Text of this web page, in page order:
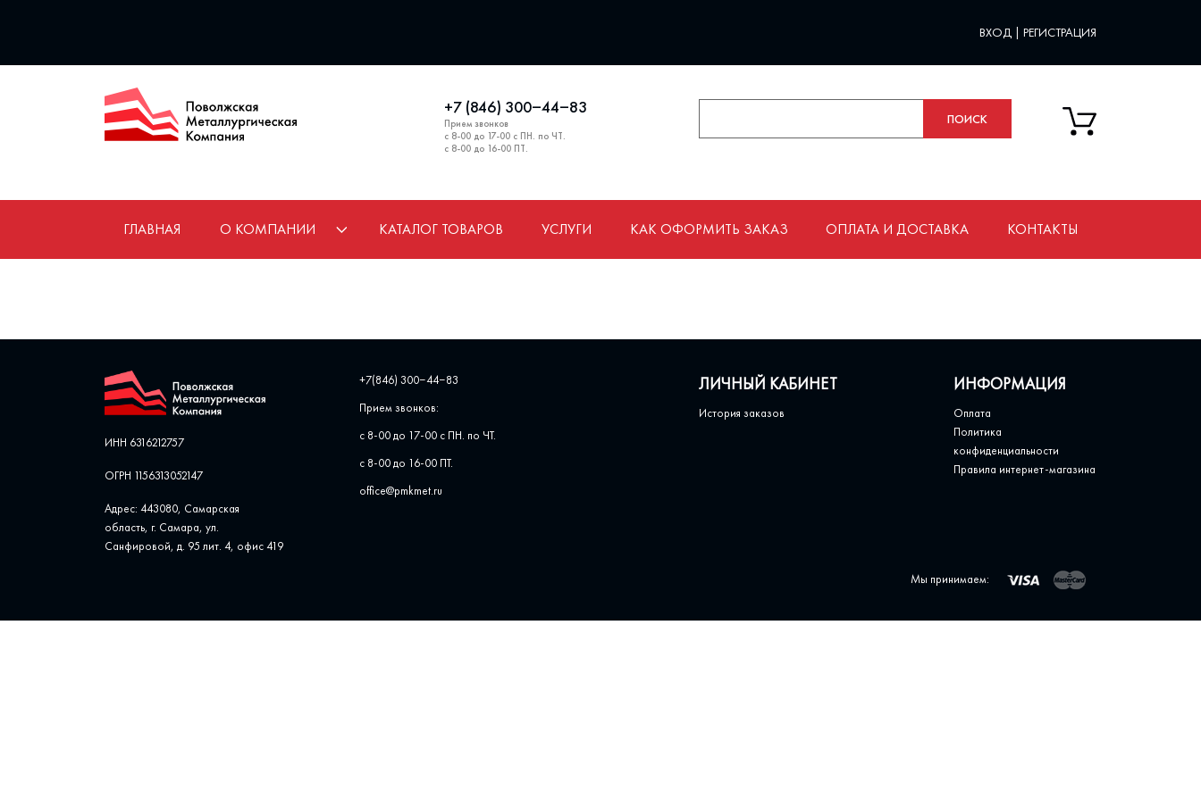
ВХОД | РЕГИСТРАЦИЯ
+7 (846) 300‒44‒83
Прием звонков
с 8-00 до 17-00 с ПН. по ЧТ.
с 8-00 до 16-00 ПТ.
ГЛАВНАЯ О КОМПАНИИ КАТАЛОГ ТОВАРОВ УСЛУГИ КАК ОФОРМИТЬ ЗАКАЗ ОПЛАТА И ДОСТАВКА КОНТАКТЫ
ИНН 6316212757
ОГРН 1156313052147
Адрес: 443080, Самарская
область, г. Самара, ул. ​
Санфировой, д. 95 лит. 4, офис ​419
+7(846) 300‒44‒83
Прием звонков:
с 8-00 до 17-00 с ПН. по ЧТ.
с 8-00 до 16-00 ПТ.
office@pmkmet.ru
ЛИЧНЫЙ КАБИНЕТ
История заказов
ИНФОРМАЦИЯ
Оплата
Политика
конфиденциальности
Правила интернет-магазина
Мы принимаем: